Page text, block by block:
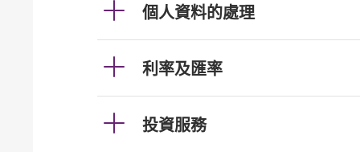
個人資料的處理
利率及匯率
投資服務